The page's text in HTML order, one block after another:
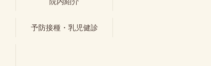
予防接種・乳児健診